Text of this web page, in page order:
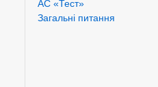
АС «Тест»
Загальні питання